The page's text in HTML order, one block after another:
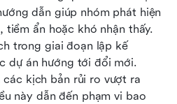
dẫn giúp nhóm phát hiện
tiềm ẩn hoặc khó nhận thấy.
trong giai đoạn lập kế
dự án hướng tới đổi mới.
kịch bản rủi ro vượt ra
này dẫn đến phạm vi bao